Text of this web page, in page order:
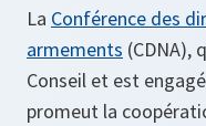
La Conférence des
armements (CDNA),
Conseil et est
promeut la